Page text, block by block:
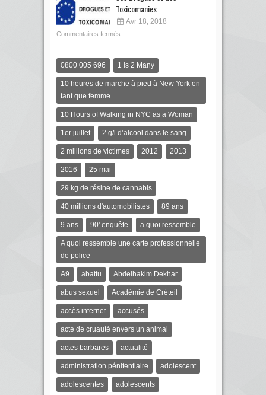
Toxicomanies
Avr 18, 2018
Commentaires fermés
0800 005 696 1 is 2 Many
10 heures de marche à pied à New York en
tant que femme
10 Hours of Walking in NYC as a Woman
1er juillet 2 g/l d’alcool dans le sang
2 millions de victimes 2012 2013
2016 25 mai
29 kg de résine de cannabis
40 millions d'automobilistes 89 ans
9 ans 90' enquête a quoi ressemble
A quoi ressemble une carte professionnelle
de police
A9 abattu Abdelhakim Dekhar
abus sexuel Académie de Créteil
accès internet accusés
acte de cruauté envers un animal
actes barbares actualité
administration pénitentiaire adolescent
adolescentes adolescents